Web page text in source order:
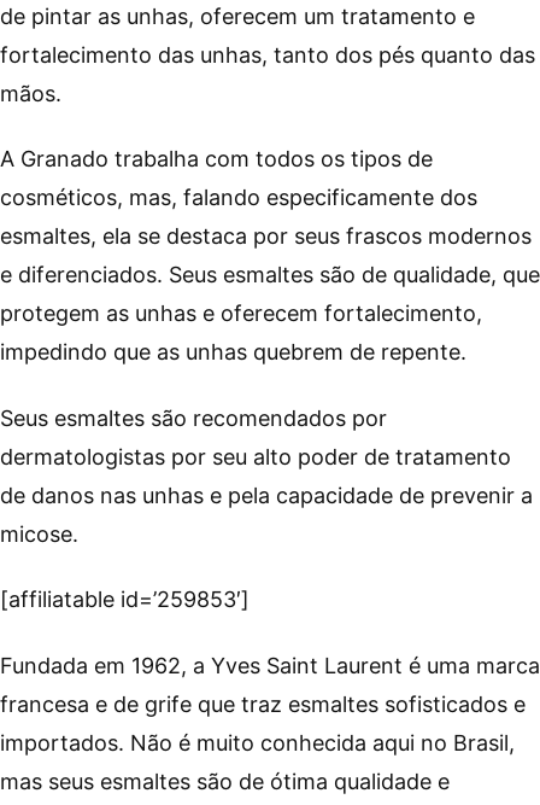
de pintar as unhas, oferecem um tratamento e
fortalecimento das unhas, tanto dos pés quanto das
mãos.
A Granado trabalha com todos os tipos de
cosméticos, mas, falando especificamente dos
esmaltes, ela se destaca por seus frascos modernos
e diferenciados. Seus esmaltes são de qualidade, que
protegem as unhas e oferecem fortalecimento,
impedindo que as unhas quebrem de repente.
Seus esmaltes são recomendados por
dermatologistas por seu alto poder de tratamento
de danos nas unhas e pela capacidade de prevenir a
micose.
[affiliatable id=’259853′]
Fundada em 1962, a Yves Saint Laurent é uma marca
francesa e de grife que traz esmaltes sofisticados e
importados. Não é muito conhecida aqui no Brasil,
mas seus esmaltes são de ótima qualidade e